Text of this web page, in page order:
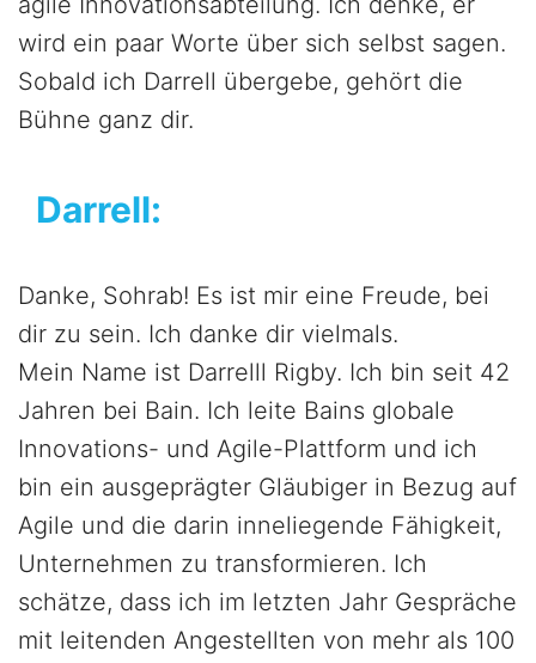
wird ein paar Worte über sich selbst sagen.
Sobald ich Darrell übergebe, gehört die
Bühne ganz dir.
Darrell:
Danke, Sohrab! Es ist mir eine Freude, bei
dir zu sein. Ich danke dir vielmals.
Mein Name ist Darrelll Rigby. Ich bin seit 42
Jahren bei Bain. Ich leite Bains globale
Innovations- und Agile-Plattform und ich
bin ein ausgeprägter Gläubiger in Bezug auf
Agile und die darin inneliegende Fähigkeit,
Unternehmen zu transformieren. Ich
schätze, dass ich im letzten Jahr Gespräche
mit leitenden Angestellten von mehr als 100